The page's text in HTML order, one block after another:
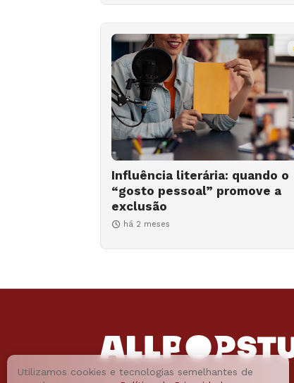
Influência literária: quando o
“gosto pessoal” promove a
exclusão
há 2 meses
Utilizamos cookies e tecnologias semelhantes de